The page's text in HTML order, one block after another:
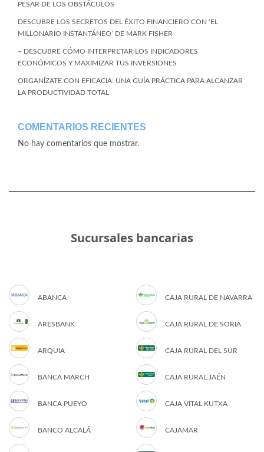
PESAR DE LOS OBSTÁCULOS
DESCUBRE LOS SECRETOS DEL ÉXITO FINANCIERO CON ‘EL
MILLONARIO INSTANTÁNEO’ DE MARK FISHER
– DESCUBRE CÓMO INTERPRETAR LOS INDICADORES
ECONÓMICOS Y MAXIMIZAR TUS INVERSIONES
ORGANÍZATE CON EFICACIA: UNA GUÍA PRÁCTICA PARA ALCANZAR
LA PRODUCTIVIDAD TOTAL
COMENTARIOS RECIENTES
No hay comentarios que mostrar.
Sucursales bancarias
ABANCA
ARESBANK
ARQUIA
BANCA MARCH
BANCA PUEYO
BANCO ALCALÁ
CAJA RURAL DE NAVARRA
CAJA RURAL DE SORIA
CAJA RURAL DEL SUR
CAJA RURAL JAÉN
CAJA VITAL KUTXA
CAJAMAR